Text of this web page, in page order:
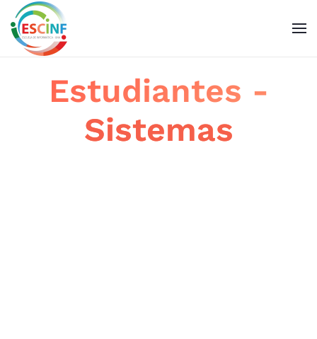
Skip to main content
Estudiantes -
Sistemas